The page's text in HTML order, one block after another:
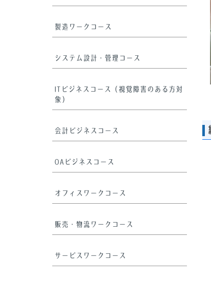
製造ワークコース
システム設計・管理コース
ITビジネスコース（視覚障害のある方対
象）
会計ビジネスコース
OAビジネスコース
オフィスワークコース
販売・物流ワークコース
サービスワークコース